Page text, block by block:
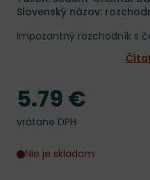
Slovenský názov:
Impozantný rozchodník s
Cena
5.79 €
vrátane DPH
Nie je skladom